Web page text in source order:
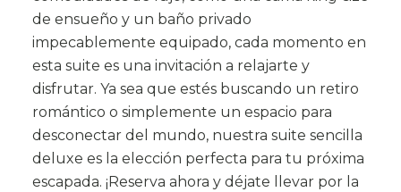
de ensueño y un baño privado
impecablemente equipado, cada momento en
esta suite es una invitación a relajarte y
disfrutar. Ya sea que estés buscando un retiro
romántico o simplemente un espacio para
desconectar del mundo, nuestra suite sencilla
deluxe es la elección perfecta para tu próxima
escapada. ¡Reserva ahora y déjate llevar por la